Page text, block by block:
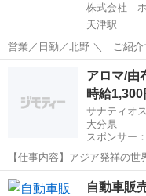
株式会社 ホ
天津駅
営業／日勤／北野 ＼ ご紹介するお仕事のPOINT ／ ◆平日休みで予
定が組みやすい ◆業種未経
働ける ◆残業少なめで家庭時間を大切
容☆—————...
天津駅
アロマ/由
時給1,300
サナティオ
大分県
スポンサー
【仕事内容】アジア発祥の
センティブあり <募集職種>
グ・お客様ご案内・施術ほか
アルバイト・パート
自動車販